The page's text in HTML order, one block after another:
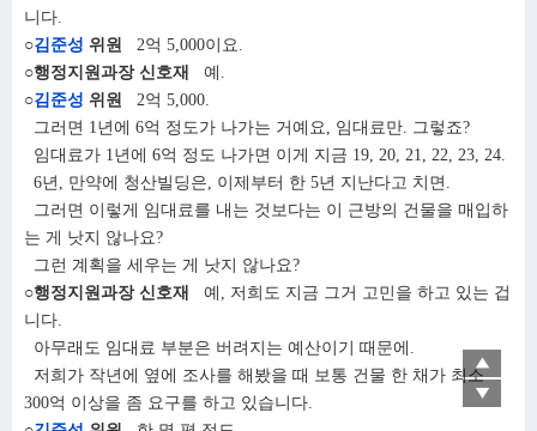
니다.
○김준성 위원
2억 5,000이요.
○행정지원과장 신호재
예.
○김준성 위원
2억 5,000.
그러면 1년에 6억 정도가 나가는 거예요, 임대료만. 그렇죠?
임대료가 1년에 6억 정도 나가면 이게 지금 19, 20, 21, 22, 23, 24.
6년, 만약에 청산빌딩은, 이제부터 한 5년 지난다고 치면.
그러면 이렇게 임대료를 내는 것보다는 이 근방의 건물을 매입하
는 게 낫지 않나요?
그런 계획을 세우는 게 낫지 않나요?
○행정지원과장 신호재
예, 저희도 지금 그거 고민을 하고 있는 겁
니다.
아무래도 임대료 부분은 버려지는 예산이기 때문에.
저희가 작년에 옆에 조사를 해봤을 때 보통 건물 한 채가 최소
300억 이상을 좀 요구를 하고 있습니다.
▲
▼